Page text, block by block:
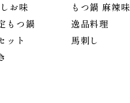
お味
もつ鍋 麻辣味
もつ鍋
逸品料理
ット
馬刺し